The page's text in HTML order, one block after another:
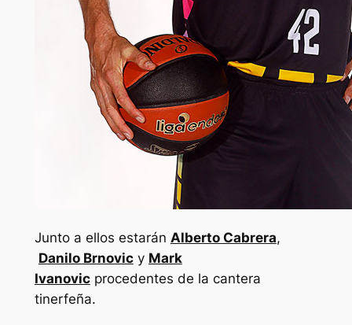
Junto a ellos estarán Alberto Cabrera,
Danilo Brnovicy Mark
Ivanovicprocedentes de la cantera
tinerfeña.